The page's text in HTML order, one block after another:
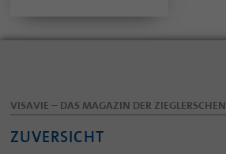
VISAVIE – DAS MAGAZIN DER ZIEGLERSCHEN
ZUVERSICHT